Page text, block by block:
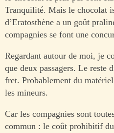
Tranquilité. Mais le chocolat
d’Eratosthène a un goût
compagnies se font une
Regardant autour de moi, je
que deux passagers. Le reste
fret. Probablement du
les mineurs.
Car les compagnies sont
commun : le coût prohibitif